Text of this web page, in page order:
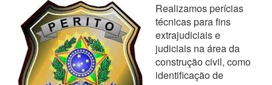
Realizamos perícias
técnicas para fins
extrajudiciais e
judiciais na área da
construção civil, como
identificação de